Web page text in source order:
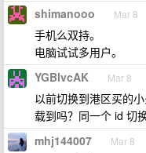
shimanooo Mar 8
手机么双持。
电脑试试多用户。
YGBlvcAK Mar 8
以前切换到港区买的
载到吗？同一个 id 切
mhj144007 Mar 8